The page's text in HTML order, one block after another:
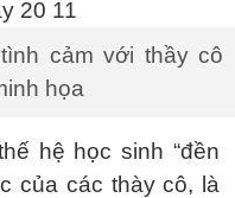
cảm với thầy cô
họa
hệ học sinh “đền
của các thày cô, là